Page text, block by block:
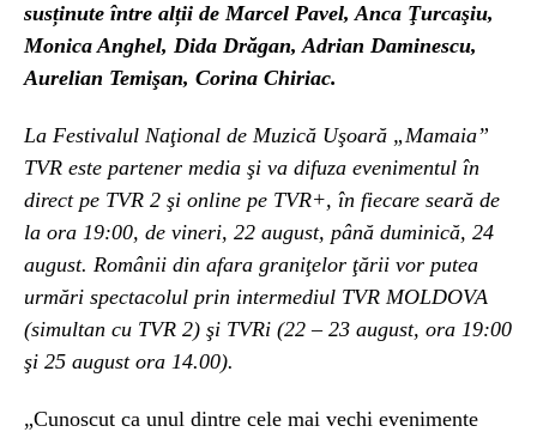
susținute între alții de Marcel Pavel, Anca Ţurcaşiu,
Monica Anghel, Dida Drăgan, Adrian Daminescu,
Aurelian Temişan, Corina Chiriac.
La Festivalul Naţional de Muzică Uşoară „Mamaia”
TVR este partener media şi va difuza evenimentul în
direct pe TVR 2 şi online pe TVR+, în fiecare seară de
la ora 19:00, de vineri, 22 august, până duminică, 24
august. Românii din afara graniţelor ţării vor putea
urmări spectacolul prin intermediul TVR MOLDOVA
(simultan cu TVR 2) şi TVRi (22 – 23 august, ora 19:00
şi 25 august ora 14.00).
„Cunoscut ca unul dintre cele mai vechi evenimente